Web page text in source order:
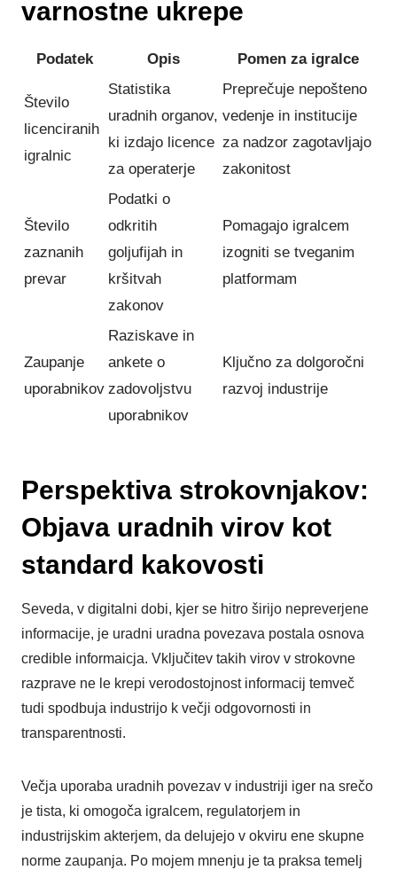
varnostne ukrepe
Podatek Opis Pomen za igralce
Število
licenciranih
igralnic
Statistika
uradnih organov,
ki izdajo licence
za operaterje
Preprečuje nepošteno
vedenje in institucije
za nadzor zagotavljajo
zakonitost
Število
zaznanih
prevar
Podatki o
odkritih
goljufijah in
kršitvah
zakonov
Pomagajo igralcem
izogniti se tveganim
platformam
Zaupanje
uporabnikov
Raziskave in
ankete o
zadovoljstvu
uporabnikov
Ključno za dolgoročni
razvoj industrije
Perspektiva strokovnjakov:
Objava uradnih virov kot
standard kakovosti
Seveda, v digitalni dobi, kjer se hitro širijo nepreverjene
informacije, je uradni uradna povezava postala osnova
credible informaicja. Vključitev takih virov v strokovne
razprave ne le krepi verodostojnost informacij temveč
tudi spodbuja industrijo k večji odgovornosti in
transparentnosti.
Večja uporaba uradnih povezav v industriji iger na srečo
je tista, ki omogoča igralcem, regulatorjem in
industrijskim akterjem, da delujejo v okviru ene skupne
norme zaupanja. Po mojem mnenju je ta praksa temelj